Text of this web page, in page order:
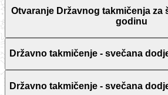
Otvaranje Državnog takmičenja za
godinu
Državno takmičenje - svečana
Državno takmičenje - svečana